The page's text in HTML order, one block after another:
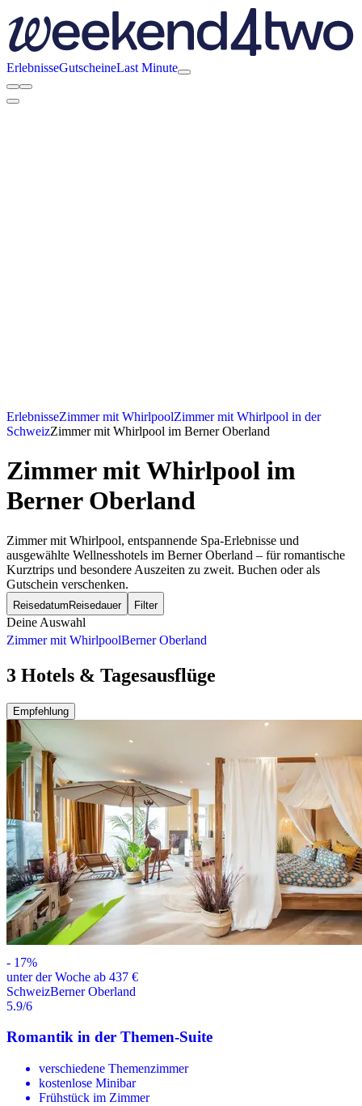
ErlebnisseGutscheineLast Minute
ErlebnisseZimmer mit WhirlpoolZimmer mit Whirlpool in der
SchweizZimmer mit Whirlpool im Berner Oberland
Zimmer mit Whirlpool im
Berner Oberland
Zimmer mit Whirlpool, entspannende Spa-Erlebnisse und
ausgewählte Wellnesshotels im Berner Oberland – für romantische
Kurztrips und besondere Auszeiten zu zweit. Buchen oder als
Gutschein verschenken.
Reisedatum Reisedauer Filter
Deine Auswahl
Zimmer mit WhirlpoolBerner Oberland
3 Hotels & Tagesausflüge
Empfehlung
- 17%
unter der Woche ab 437 €
SchweizBerner Oberland
5.9/6
Romantik in der Themen-Suite
verschiedene Themenzimmer
kostenlose Minibar
Frühstück im Zimmer